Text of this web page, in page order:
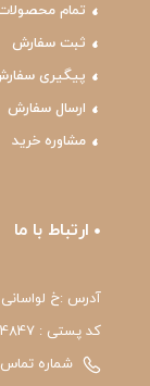
تمام
ثبت سفارش
پیگیری
ارسال سفارش
مشاوره خرید
ارتباط با ما
آدرس :خ
کد پستی : 1935754847
شماره تماس: 22239171-